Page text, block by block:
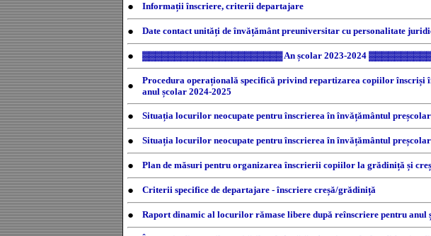
● Informații înscriere, criterii departajare
● Date contact unități de învățământ preuniversitar cu personalitate
● ▓▓▓▓▓▓▓▓▓▓▓▓▓▓▓▓▓▓▓▓▓▓ An școlar 2023-2024
● Procedura operațională specifică privind repartizarea copiilor înscriși
anul școlar 2024-2025
● Situația locurilor neocupate pentru înscrierea în învățământul
● Situația locurilor neocupate pentru înscrierea în învățământul
● Plan de măsuri pentru organizarea înscrierii copiilor la grădiniță și
● Criterii specifice de departajare - înscriere creșă/grădiniță
● Raport dinamic al locurilor rămase libere după reînscriere pentru anul